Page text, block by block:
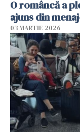
O româncă a
ajuns din
03 MARTIE 2026